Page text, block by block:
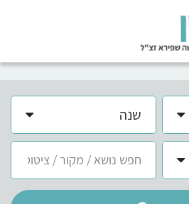
שנה